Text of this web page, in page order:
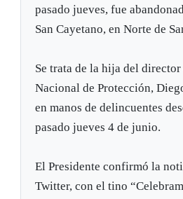
pasado jueves, fue
San Cayetano, en Norte de
Se trata de la hija del
Nacional de Protección,
en manos de delincuentes
pasado jueves 4 de junio.
El Presidente confirmó la
Twitter, con el tino